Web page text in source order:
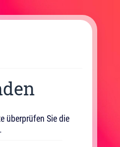
überprüfen Sie die